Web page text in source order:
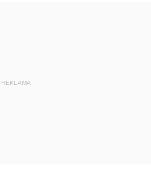
REKLAMA